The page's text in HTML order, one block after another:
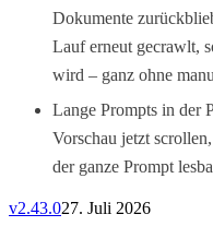
Dokumente
Lauf erneut gecrawlt,
wird – ganz ohne
Lange Prompts in der
Vorschau jetzt
der ganze Prompt
v2.43.027. Juli 2026